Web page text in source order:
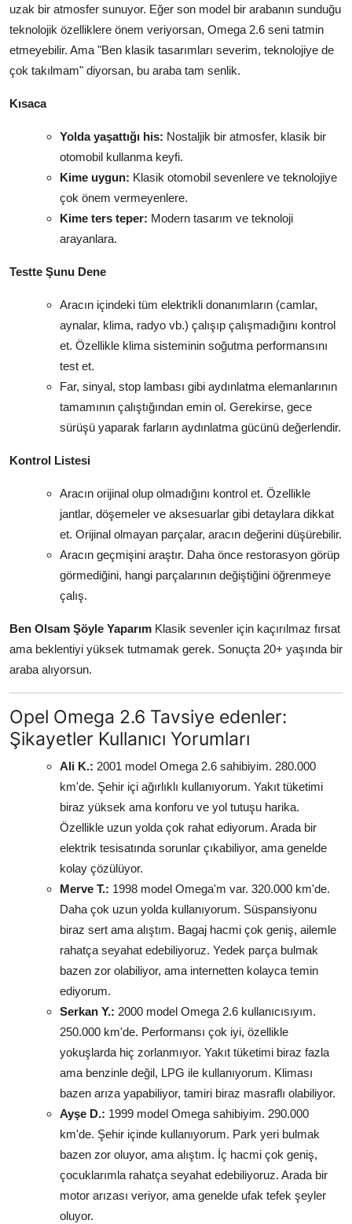
uzak bir atmosfer sunuyor. Eğer son model bir arabanın sunduğu
teknolojik özelliklere önem veriyorsan, Omega 2.6 seni tatmin
etmeyebilir. Ama "Ben klasik tasarımları severim, teknolojiye de
çok takılmam" diyorsan, bu araba tam senlik.
Kısaca
Yolda yaşattığı his: Nostaljik bir atmosfer, klasik bir
otomobil kullanma keyfi.
Kime uygun: Klasik otomobil sevenlere ve teknolojiye
çok önem vermeyenlere.
Kime ters teper: Modern tasarım ve teknoloji
arayanlara.
Testte Şunu Dene
Aracın içindeki tüm elektrikli donanımların (camlar,
aynalar, klima, radyo vb.) çalışıp çalışmadığını kontrol
et. Özellikle klima sisteminin soğutma performansını
test et.
Far, sinyal, stop lambası gibi aydınlatma elemanlarının
tamamının çalıştığından emin ol. Gerekirse, gece
sürüşü yaparak farların aydınlatma gücünü değerlendir.
Kontrol Listesi
Aracın orijinal olup olmadığını kontrol et. Özellikle
jantlar, döşemeler ve aksesuarlar gibi detaylara dikkat
et. Orijinal olmayan parçalar, aracın değerini düşürebilir.
Aracın geçmişini araştır. Daha önce restorasyon görüp
görmediğini, hangi parçalarının değiştiğini öğrenmeye
çalış.
Ben Olsam Şöyle Yaparım Klasik sevenler için kaçırılmaz fırsat
ama beklentiyi yüksek tutmamak gerek. Sonuçta 20+ yaşında bir
araba alıyorsun.
Opel Omega 2.6 Tavsiye edenler:
Şikayetler Kullanıcı Yorumları
Ali K.: 2001 model Omega 2.6 sahibiyim. 280.000
km'de. Şehir içi ağırlıklı kullanıyorum. Yakıt tüketimi
biraz yüksek ama konforu ve yol tutuşu harika.
Özellikle uzun yolda çok rahat ediyorum. Arada bir
elektrik tesisatında sorunlar çıkabiliyor, ama genelde
kolay çözülüyor.
Merve T.: 1998 model Omega'm var. 320.000 km'de.
Daha çok uzun yolda kullanıyorum. Süspansiyonu
biraz sert ama alıştım. Bagaj hacmi çok geniş, ailemle
rahatça seyahat edebiliyoruz. Yedek parça bulmak
bazen zor olabiliyor, ama internetten kolayca temin
ediyorum.
Serkan Y.: 2000 model Omega 2.6 kullanıcısıyım.
250.000 km'de. Performansı çok iyi, özellikle
yokuşlarda hiç zorlanmıyor. Yakıt tüketimi biraz fazla
ama benzinle değil, LPG ile kullanıyorum. Kliması
bazen arıza yapabiliyor, tamiri biraz masraflı olabiliyor.
Ayşe D.: 1999 model Omega sahibiyim. 290.000
km'de. Şehir içinde kullanıyorum. Park yeri bulmak
bazen zor oluyor, ama alıştım. İç hacmi çok geniş,
çocuklarımla rahatça seyahat edebiliyoruz. Arada bir
motor arızası veriyor, ama genelde ufak tefek şeyler
oluyor.